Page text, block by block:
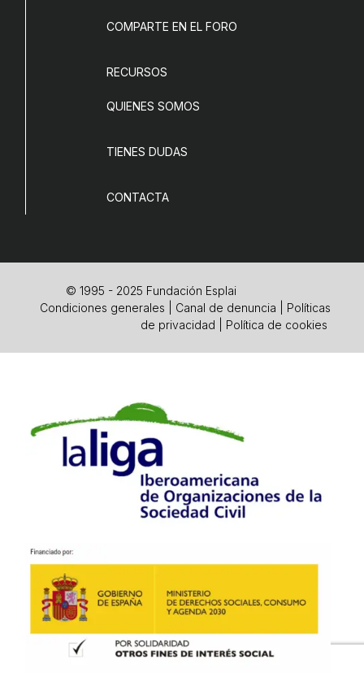
COMPARTE EN EL FORO
RECURSOS
QUIENES SOMOS
TIENES DUDAS
CONTACTA
© 1995 - 2025 Fundación Esplai
Condiciones generales
Canal de denuncia
Políticas
de privacidad
Política de cookies